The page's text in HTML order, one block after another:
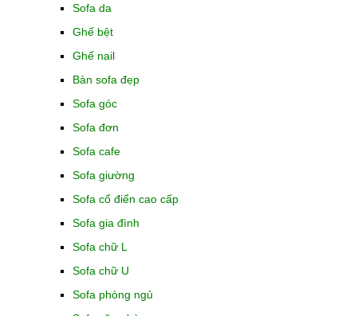
Sofa da
Ghế bệt
Ghế nail
Bàn sofa đẹp
Sofa góc
Sofa đơn
Sofa cafe
Sofa giường
Sofa cổ điển cao cấp
Sofa gia đình
Sofa chữ L
Sofa chữ U
Sofa phòng ngủ